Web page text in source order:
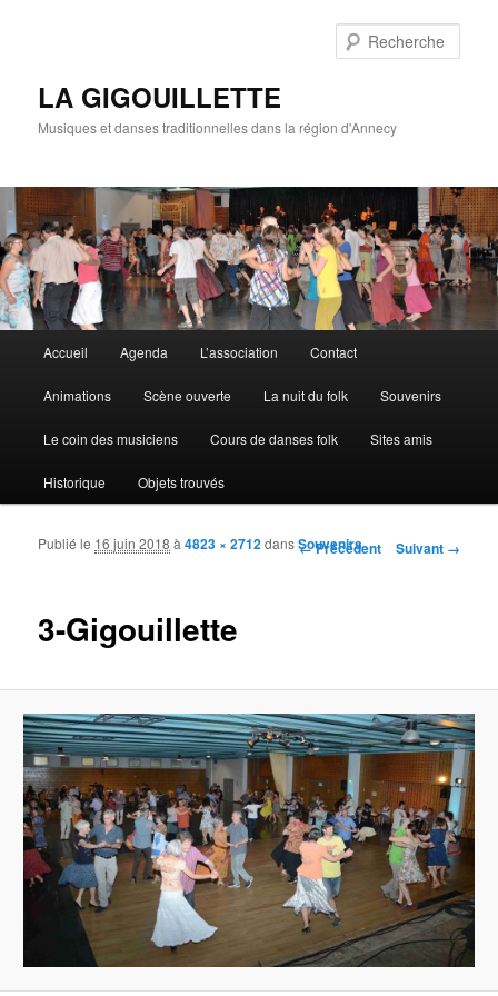
LA GIGOUILLETTE
Musiques et danses traditionnelles dans la région d'Annecy
Aller au contenu principal
Aller au contenu secondaire
Accueil Agenda L’association Contact
Animations Scène ouverte La nuit du folk Souvenirs
Le coin des musiciens Cours de danses folk Sites amis
Historique Objets trouvés
Navigation des images
← Précédent Suivant →
3-Gigouillette
Publié le 16 juin 2018 à4823 × 2712dansSouvenirs